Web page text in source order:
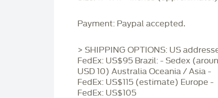
Payment: Paypal accepted.
> SHIPPING OPTIONS: US
FedEx: US$95 Brazil: - Sedex
USD 10) Australia Oceania / Asia -
FedEx: US$115 (estimate) Europe -
FedEx: US$105